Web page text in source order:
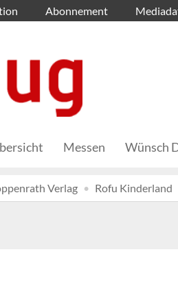
Abonnement
Messen Wünsch
Verlag Rofu Kinderland